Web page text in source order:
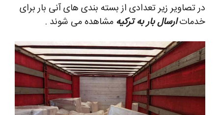
در تصاویر زیر تعدادی از بسته بندی های آنی بار برای
خدماتارسال بار به ترکیه مشاهده می شوند .